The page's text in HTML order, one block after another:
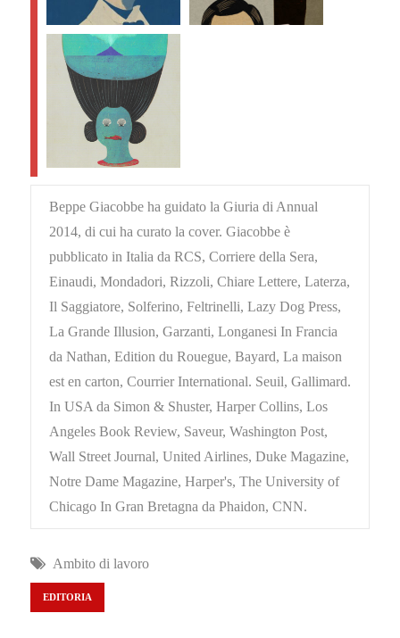
Beppe Giacobbe ha guidato la Giuria di Annual
2014, di cui ha curato la cover. Giacobbe è
pubblicato in Italia da RCS, Corriere della Sera,
Einaudi, Mondadori, Rizzoli, Chiare Lettere, Laterza,
Il Saggiatore, Solferino, Feltrinelli, Lazy Dog Press,
La Grande Illusion, Garzanti, Longanesi In Francia
da Nathan, Edition du Rouegue, Bayard, La maison
est en carton, Courrier International. Seuil, Gallimard.
In USA da Simon & Shuster, Harper Collins, Los
Angeles Book Review, Saveur, Washington Post,
Wall Street Journal, United Airlines, Duke Magazine,
Notre Dame Magazine, Harper's, The University of
Chicago In Gran Bretagna da Phaidon, CNN.
Ambito di lavoro
EDITORIA